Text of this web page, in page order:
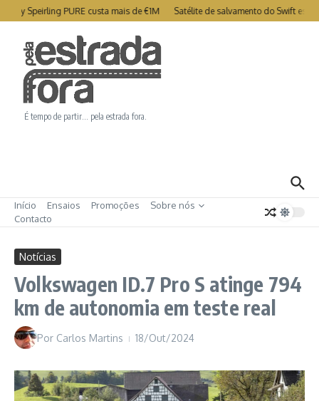
Ir para o conteúdo
Speirling PURE custa mais de €1M Satélite de salvamento do Swift está
É tempo de partir… pela estrada fora.
Início Ensaios Promoções
Sobre nós
Contacto
Notícias
Volkswagen ID.7 Pro S atinge 794
km de autonomia em teste real
Por Carlos Martins 18/Out/2024